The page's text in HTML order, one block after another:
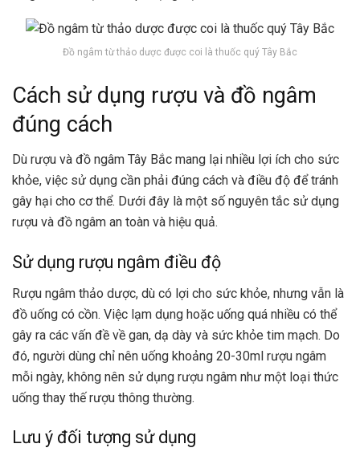
Đồ ngâm từ thảo dược được coi là thuốc quý Tây Bắc
Cách sử dụng rượu và đồ ngâm
đúng cách
Dù rượu và đồ ngâm Tây Bắc mang lại nhiều lợi ích cho sức
khỏe, việc sử dụng cần phải đúng cách và điều độ để tránh
gây hại cho cơ thể. Dưới đây là một số nguyên tắc sử dụng
rượu và đồ ngâm an toàn và hiệu quả.
Sử dụng rượu ngâm điều độ
Rượu ngâm thảo dược, dù có lợi cho sức khỏe, nhưng vẫn là
đồ uống có cồn. Việc lạm dụng hoặc uống quá nhiều có thể
gây ra các vấn đề về gan, dạ dày và sức khỏe tim mạch. Do
đó, người dùng chỉ nên uống khoảng 20-30ml rượu ngâm
mỗi ngày, không nên sử dụng rượu ngâm như một loại thức
uống thay thế rượu thông thường.
Lưu ý đối tượng sử dụng